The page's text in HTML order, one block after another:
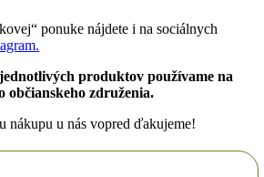
ponuke nájdete i na sociálnych
produktov používame na
občianskeho združenia.
nákupu u nás vopred ďakujeme!